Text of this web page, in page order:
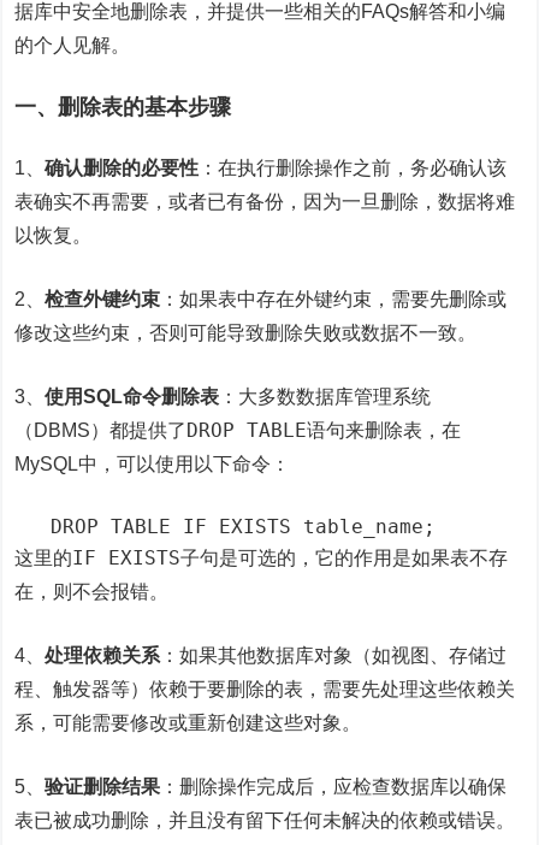
据库中安全地删除表，并提供一些相关的FAQs解答和小编
的个人见解。
一、删除表的基本步骤
1、确认删除的必要性 ：在执行删除操作之前，务必确认该
表确实不再需要，或者已有备份，因为一旦删除，数据将难
以恢复。
2、检查外键约束 ：如果表中存在外键约束，需要先删除或
修改这些约束，否则可能导致删除失败或数据不一致。
3、使用SQL命令删除表 ：大多数数据库管理系统
（DBMS）都提供了DROP TABLE语句来删除表，在
MySQL中，可以使用以下命令：
   DROP TABLE IF EXISTS table_name;
这里的IF EXISTS子句是可选的，它的作用是如果表不存
在，则不会报错。
4、处理依赖关系 ：如果其他数据库对象（如视图、存储过
程、触发器等）依赖于要删除的表，需要先处理这些依赖关
系，可能需要修改或重新创建这些对象。
5、验证删除结果 ：删除操作完成后，应检查数据库以确保
表已被成功删除，并且没有留下任何未解决的依赖或错误。